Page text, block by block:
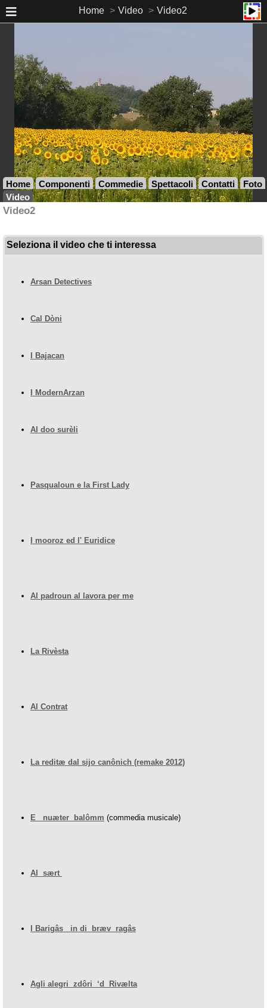
Home Video Video2
Home Componenti Commedie Spettacoli Contatti
Foto
Video
Video2
Seleziona il video che ti interessa
Arsan Detectives
Cal Dòni
I Bajacan
I ModernArzan
Al doo surèli
Pasqualoun e la First Lady
I mooroz ed l' Euridice
Al padroun al lavora per me
La Rivèsta
Al Contrat
La reditæ dal sijo canônich (remake 2012)
E nuæter balômm (commedia musicale)
Al sært
I Barigâs in di bræv ragâs
Agli alegri zdôri ‘d Rivælta